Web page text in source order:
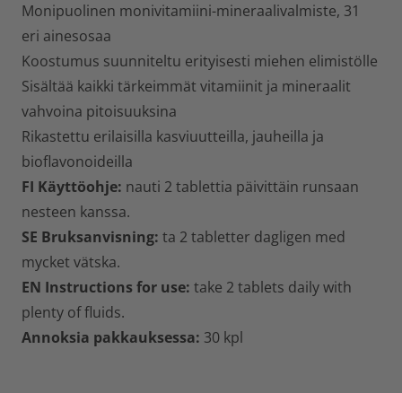
Monipuolinen monivitamiini-mineraalivalmiste, 31
eri ainesosaa
Koostumus suunniteltu erityisesti miehen elimistölle
Sisältää kaikki tärkeimmät vitamiinit ja mineraalit
vahvoina pitoisuuksina
Rikastettu erilaisilla kasviuutteilla, jauheilla ja
bioflavonoideilla
FI Käyttöohje: nauti 2 tablettia päivittäin runsaan
nesteen kanssa.
SE Bruksanvisning: ta 2 tabletter dagligen med
mycket vätska.
EN Instructions for use: take 2 tablets daily with
plenty of fluids.
Annoksia pakkauksessa: 30 kpl